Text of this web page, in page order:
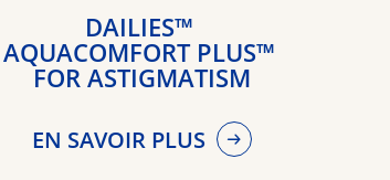
DAILIES™
AQUACOMFORT PLUS™
FOR ASTIGMATISM
EN SAVOIR PLUS